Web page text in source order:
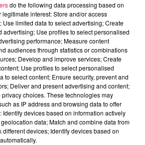
2 min 34 sec
34 sec
SE SOUVIENT DE
do the following data processing based on
interest: Store and/or access
Use limited data to select advertising; Create
advertising; Use profiles to select personalised
performance; Measure content
audiences through statistics or combinations
Develop and improve services; Create
Use profiles to select personalised
to select content; Ensure security, prevent and
Deliver and present advertising and content;
choices. These technologies may
as IP address and browsing data to offer
devices based on information actively
data; Match and combine data from
different devices; Identify devices based on